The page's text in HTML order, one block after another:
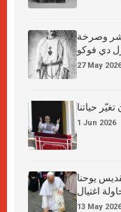
عشر وصرخة
دي فوكو
27 May 2026
حياتنا
1 Jun 2026
يوحنا
اغتيال
13 May 2026